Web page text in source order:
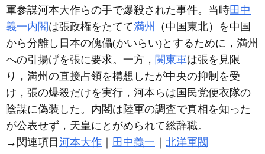
軍参謀河本大作らの手で爆殺された事件。当時田中
義一内閣は張政権をたてて満州
（中国東北）を中国
から分離し日本の傀儡(かいらい)とするために，満州
への引揚げを張に要求。一方， 関東軍は張を見限
り，満州の直接占領を構想したが中央の抑制を受
け，張の爆殺だけを実行，河本らは国民党便衣隊の
陰謀に偽装した。内閣は陸軍の調査で真相を知った
が公表せず，天皇にとがめられて総辞職。
→関連項目河本大作 ｜ 田中義一 ｜ 北洋軍閥